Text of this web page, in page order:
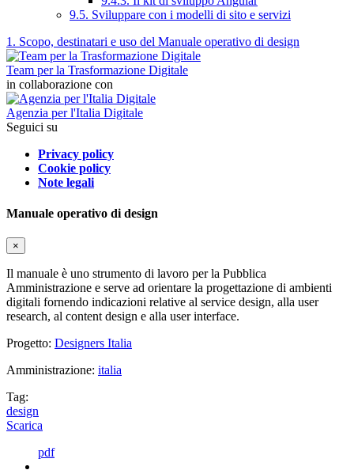
9.5. Sviluppare con i modelli di sito e servizi
1. Scopo, destinatari e uso del Manuale operativo di design
Team per la Trasformazione Digitale
in collaborazione con
Agenzia per l'Italia Digitale
Seguici su
Privacy policy
Cookie policy
Note legali
Manuale operativo di design
×
Il manuale è uno strumento di lavoro per la Pubblica
Amministrazione e serve ad orientare la progettazione di ambienti
digitali fornendo indicazioni relative al service design, alla user
research, al content design e alla user interface.
Progetto: Designers Italia
Amministrazione: italia
Tag:
design
Scarica
pdf